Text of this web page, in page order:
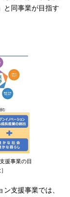
と同事業が目指す
援事業の目
支援事業では、